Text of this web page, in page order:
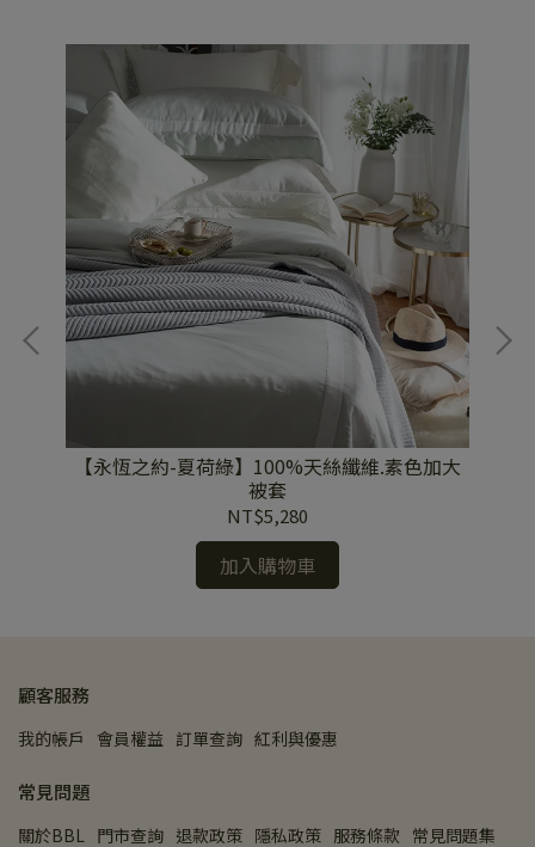
【永恆之約-夏荷綠】100%天絲纖維.素色加大
被套
NT$5,280
加入購物車
顧客服務
我的帳戶 會員權益 訂單查詢 紅利與優惠
常見問題
關於BBL 門市查詢 退款政策 隱私政策 服務條款 常見問題集